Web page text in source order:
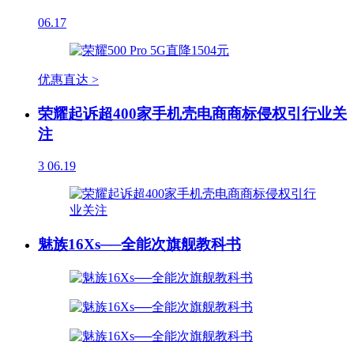
06.17
优惠直达 >
荣耀起诉超400家手机壳电商商标侵权引行业关
注
3 06.19
魅族16Xs──全能次旗舰教科书